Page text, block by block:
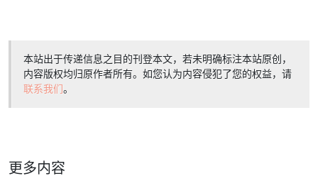
本站出于传递信息之目的刊登本文，若未明确标注本站原创，
内容版权均归原作者所有。如您认为内容侵犯了您的权益，请
联系我们。
更多内容